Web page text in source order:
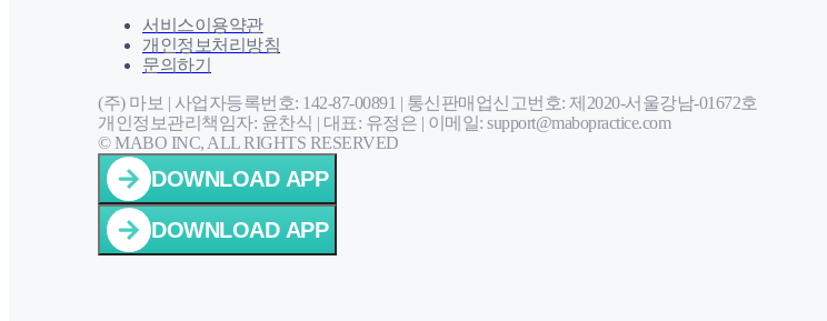
서비스이용약관
개인정보처리방침
문의하기
(주) 마보 | 사업자등록번호: 142-87-00891 | 통신판매업신고번호: 제2020-서울강남-01672호
개인정보관리책임자: 윤찬식 | 대표: 유정은 | 이메일: support@mabopractice.com
© MABO INC, ALL RIGHTS RESERVED
DOWNLOAD APP
DOWNLOAD APP